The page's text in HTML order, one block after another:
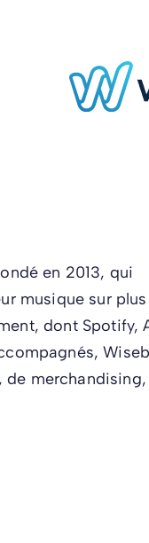
en 2013, qui
musique sur
dont Spotify,
de